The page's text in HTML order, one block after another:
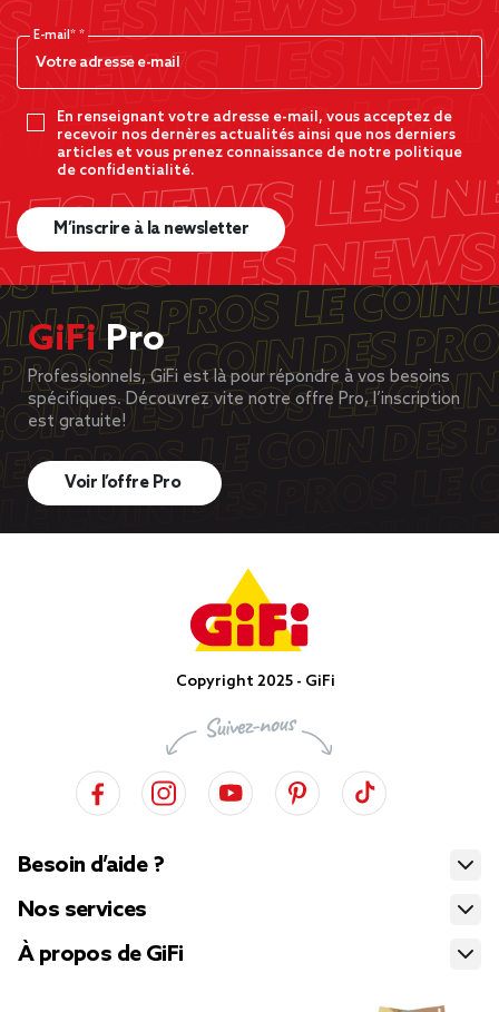
E-mail*
En renseignant votre adresse e-mail, vous acceptez de
recevoir nos dernères actualités ainsi que nos derniers
articles et vous prenez connaissance de notre politique
de confidentialité.
M’inscrire à la newsletter
GiFiPro
Professionnels, GiFi est là pour répondre à vos besoins
spécifiques. Découvrez vite notre offre Pro, l’inscription
est gratuite!
Voir l’offre Pro
Copyright 2025 - GiFi
Besoin d’aide ?
Nos services
À propos de GiFi